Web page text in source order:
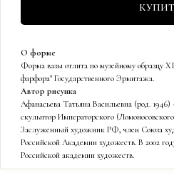
О форме
Форма вазы отлита по музейному образцу
фарфора" Государственного Эрмитажа.
Автор рисунка
Афанасьева Татьяна Васильевна (род.
скульптор Императорского
Заслуженный художник РФ, член Союза
Российской Академии художеств. В 2002
Российской академии художеств.